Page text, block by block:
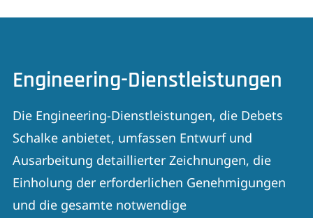
Engineering-Dienstleistungen
Die Engineering-Dienstleistungen, die Debets
Schalke anbietet, umfassen Entwurf und
Ausarbeitung detaillierter Zeichnungen, die
Einholung der erforderlichen Genehmigungen
und die gesamte notwendige